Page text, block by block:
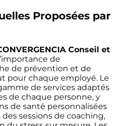
Proposées par
Conseil et
de
de prévention et de
pour chaque employé. Le
de services adaptés
de chaque personne, y
de santé personnalisées
sessions de coaching,